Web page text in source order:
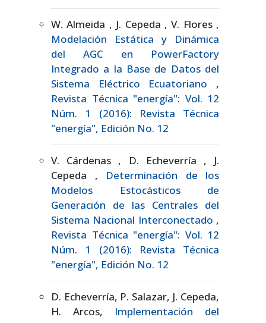
W. Almeida , J. Cepeda , V. Flores ,
Modelación Estática y Dinámica
del AGC en PowerFactory
Integrado a la Base de Datos del
Sistema Eléctrico Ecuatoriano ,
Revista Técnica "energía": Vol. 12
Núm. 1 (2016): Revista Técnica
"energía", Edición No. 12
V. Cárdenas , D. Echeverría , J.
Cepeda , Determinación de los
Modelos Estocásticos de
Generación de las Centrales del
Sistema Nacional Interconectado ,
Revista Técnica "energía": Vol. 12
Núm. 1 (2016): Revista Técnica
"energía", Edición No. 12
D. Echeverría, P. Salazar, J. Cepeda,
H. Arcos, Implementación del